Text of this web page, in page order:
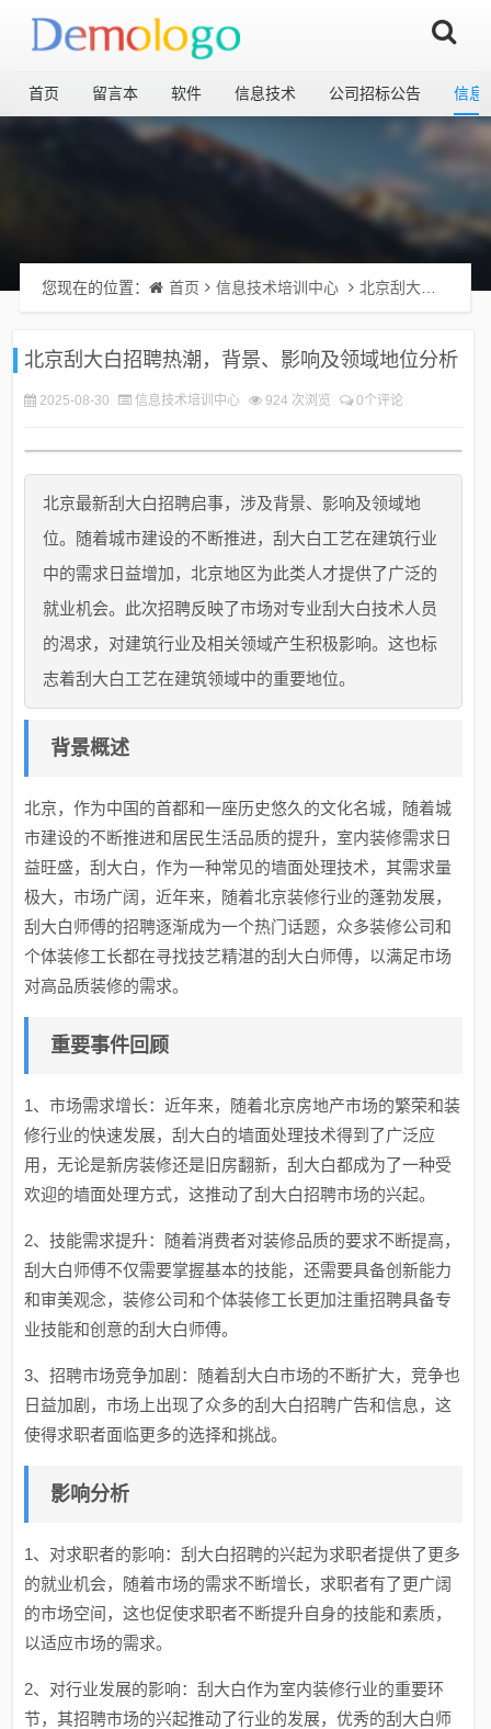
首页 留言本 软件 信息技术 公司招标公告 信息
您现在的位置： 首页 信息技术培训中心 北京刮大白招聘热潮，背景、影响及领域地位分析
北京刮大白招聘热潮，背景、影响及领域地位分析
2025-08-30 信息技术培训中心 924 次浏览 0个评论
北京最新刮大白招聘启事，涉及背景、影响及领域地
位。随着城市建设的不断推进，刮大白工艺在建筑行业
中的需求日益增加，北京地区为此类人才提供了广泛的
就业机会。此次招聘反映了市场对专业刮大白技术人员
的渴求，对建筑行业及相关领域产生积极影响。这也标
志着刮大白工艺在建筑领域中的重要地位。
背景概述
北京，作为中国的首都和一座历史悠久的文化名城，随着城
市建设的不断推进和居民生活品质的提升，室内装修需求日
益旺盛，刮大白，作为一种常见的墙面处理技术，其需求量
极大，市场广阔，近年来，随着北京装修行业的蓬勃发展，
刮大白师傅的招聘逐渐成为一个热门话题，众多装修公司和
个体装修工长都在寻找技艺精湛的刮大白师傅，以满足市场
对高品质装修的需求。
重要事件回顾
1、市场需求增长：近年来，随着北京房地产市场的繁荣和装
修行业的快速发展，刮大白的墙面处理技术得到了广泛应
用，无论是新房装修还是旧房翻新，刮大白都成为了一种受
欢迎的墙面处理方式，这推动了刮大白招聘市场的兴起。
2、技能需求提升：随着消费者对装修品质的要求不断提高，
刮大白师傅不仅需要掌握基本的技能，还需要具备创新能力
和审美观念，装修公司和个体装修工长更加注重招聘具备专
业技能和创意的刮大白师傅。
3、招聘市场竞争加剧：随着刮大白市场的不断扩大，竞争也
日益加剧，市场上出现了众多的刮大白招聘广告和信息，这
使得求职者面临更多的选择和挑战。
影响分析
1、对求职者的影响：刮大白招聘的兴起为求职者提供了更多
的就业机会，随着市场的需求不断增长，求职者有了更广阔
的市场空间，这也促使求职者不断提升自身的技能和素质，
以适应市场的需求。
2、对行业发展的影响：刮大白作为室内装修行业的重要环
节，其招聘市场的兴起推动了行业的发展，优秀的刮大白师